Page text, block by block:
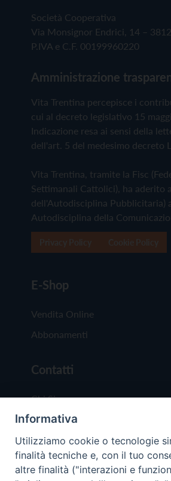
Società Cooperativa
Via Monsignor Endrici, 14 –
P.IVA e C.F. 00199960220
Amministrazione
Vita Trentina percepisce i
cui al decreto legislativo 15
Indicazione resa ai sensi della
dell'art. 5 del medesimo decreto
Vita Trentina, tramite la Fisc
Settimanali Cattolici), ha aderito
dell'Autodisciplina Pubblicitaria)
Autodisciplina della
E-Shop
Vendita Online
Abbonamenti
Contatti
Chi Siamo
Redazione
Scrivici
Informativa
Utilizziamo cookie o tecnologie
finalità tecniche e, con il tuo
altre finalità ("interazioni e